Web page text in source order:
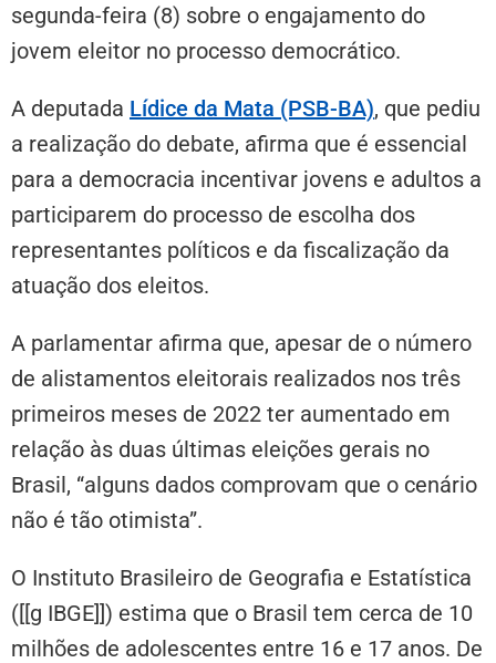
segunda-feira (8) sobre o engajamento do
jovem eleitor no processo democrático.
A deputada Lídice da Mata (PSB-BA), que pediu
a realização do debate, afirma que é essencial
para a democracia incentivar jovens e adultos a
participarem do processo de escolha dos
representantes políticos e da fiscalização da
atuação dos eleitos.
A parlamentar afirma que, apesar de o número
de alistamentos eleitorais realizados nos três
primeiros meses de 2022 ter aumentado em
relação às duas últimas eleições gerais no
Brasil, “alguns dados comprovam que o cenário
não é tão otimista”.
O Instituto Brasileiro de Geografia e Estatística
([[g IBGE]]) estima que o Brasil tem cerca de 10
milhões de adolescentes entre 16 e 17 anos. De